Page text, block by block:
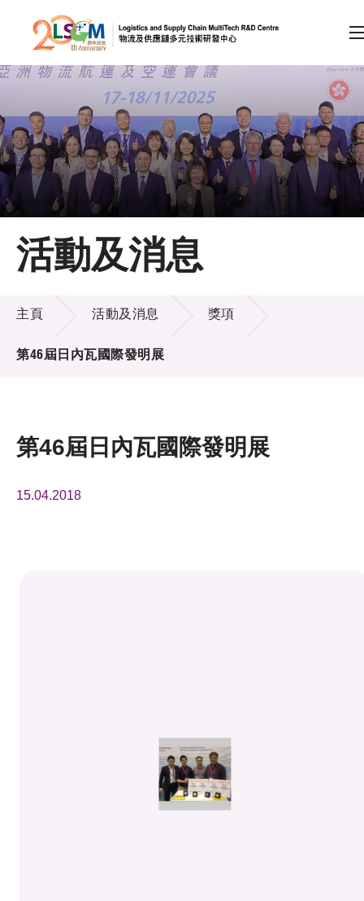
跳到內容（按回車鍵）
會員登入
A A EN 繁 简
主頁
關於LSCM
技術商品化
項目及資助計劃
活動及消息
活動及消息
主頁 活動及消息 獎項
第46屆日內瓦國際發明展
第46屆日內瓦國際發明展
15.04.2018